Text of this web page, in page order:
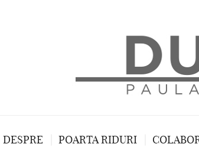
DESPRE POARTA RIDURI